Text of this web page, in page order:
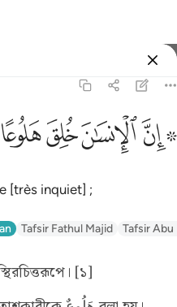
ﱪ ﱫﱬﱭﱮ
[très inquiet] ;
Tafsir Fathul Majid Tafsir Abu
[১]